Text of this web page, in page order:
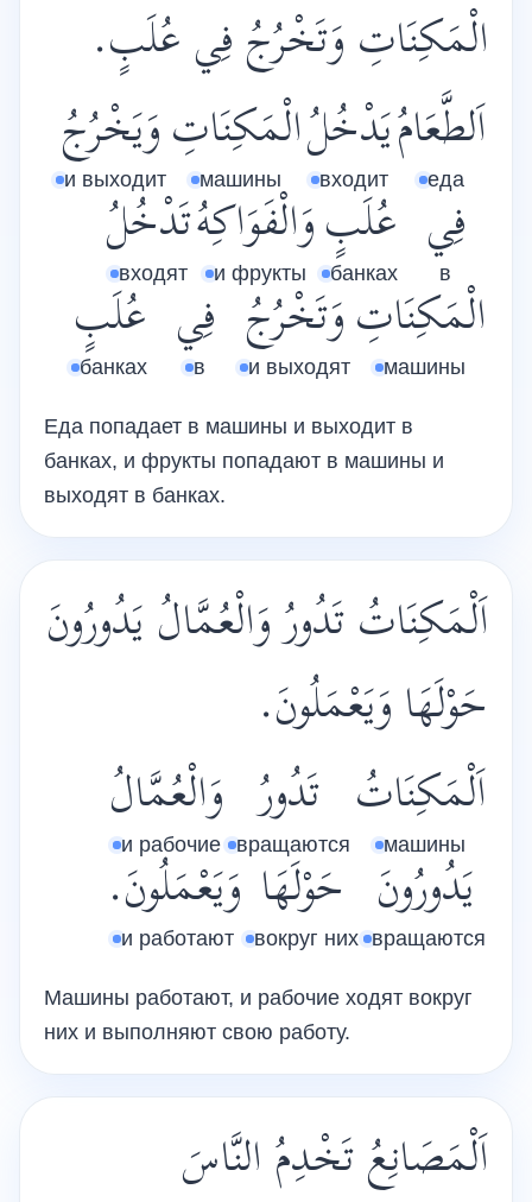
الْمَكِنَاتِ وَتَخْرُجُ فِي عُلَبٍ.
اَلطَّعَامُ
еда
يَدْخُلُ
входит
الْمَكِنَاتِ
машины
وَيَخْرُجُ
и выходит
فِي
в
عُلَبٍ
банках
وَالْفَوَاكِهُ
и фрукты
تَدْخُلُ
входят
الْمَكِنَاتِ
машины
وَتَخْرُجُ
и выходят
فِي
в
عُلَبٍ
банках
Еда попадает в машины и выходит в
банках, и фрукты попадают в машины и
выходят в банках.
اَلْمَكِنَاتُ تَدُورُ وَالْعُمَّالُ يَدُورُونَ
حَوْلَهَا وَيَعْمَلُونَ.
اَلْمَكِنَاتُ
машины
تَدُورُ
вращаются
وَالْعُمَّالُ
и рабочие
يَدُورُونَ
вращаются
حَوْلَهَا
вокруг них
وَيَعْمَلُونَ.
и работают
Машины работают, и рабочие ходят вокруг
них и выполняют свою работу.
اَلْمَصَانِعُ تَخْدِمُ النَّاسَ